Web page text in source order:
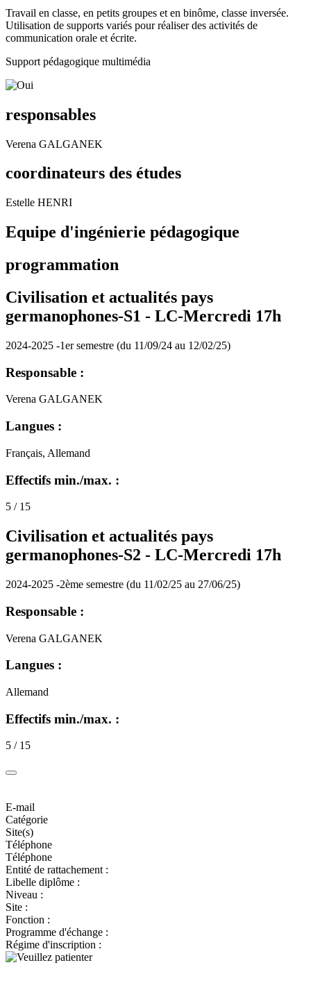
Travail en classe, en petits groupes et en binôme, classe inversée.
Utilisation de supports variés pour réaliser des activités de
communication orale et écrite.
Support pédagogique multimédia
responsables
Verena GALGANEK
coordinateurs des études
Estelle HENRI
Equipe d'ingénierie pédagogique
programmation
Civilisation et actualités pays
germanophones-S1 - LC-Mercredi 17h
2024-2025 -1er semestre (du 11/09/24 au 12/02/25)
Responsable :
Verena GALGANEK
Langues :
Français, Allemand
Effectifs min./max. :
5 / 15
Civilisation et actualités pays
germanophones-S2 - LC-Mercredi 17h
2024-2025 -2ème semestre (du 11/02/25 au 27/06/25)
Responsable :
Verena GALGANEK
Langues :
Allemand
Effectifs min./max. :
5 / 15
E-mail
Catégorie
Site(s)
Téléphone
Téléphone
Entité de rattachement :
Libelle diplôme :
Niveau :
Site :
Fonction :
Programme d'échange :
Régime d'inscription :